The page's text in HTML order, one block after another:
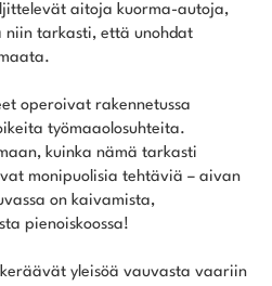
aitoja kuorma-autoja,
niin tarkasti, että unohdat
operoivat rakennetussa
työmaaolosuhteita.
kuinka nämä tarkasti
monipuolisia tehtäviä – aivan
on kaivamista,
pienoiskoossa!
keräävät yleisöä vauvasta vaariin